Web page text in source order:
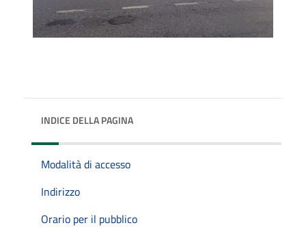
INDICE DELLA PAGINA
Modalità di accesso
Indirizzo
Orario per il pubblico